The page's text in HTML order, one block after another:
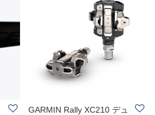
GARMIN Rally XC210 デュ